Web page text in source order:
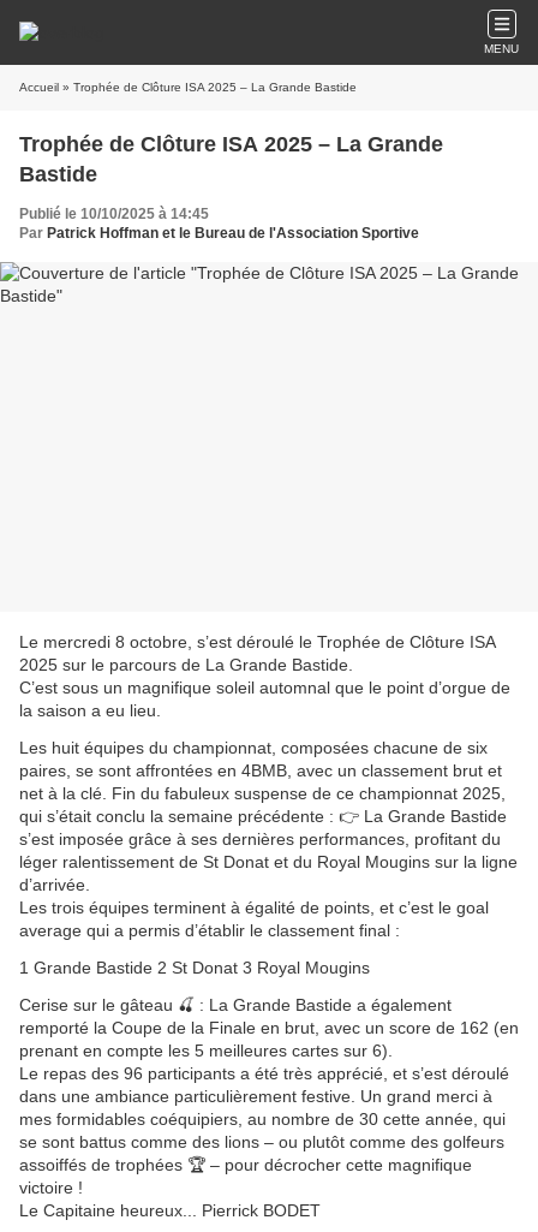
MENU
Accueil » Trophée de Clôture ISA 2025 – La Grande Bastide
Trophée de Clôture ISA 2025 – La Grande
Bastide
Publié le 10/10/2025 à 14:45
Par Patrick Hoffman et le Bureau de l'Association Sportive
Le mercredi 8 octobre, s’est déroulé le Trophée de Clôture ISA
2025 sur le parcours de La Grande Bastide.
C’est sous un magnifique soleil automnal que le point d’orgue de
la saison a eu lieu.
Les huit équipes du championnat, composées chacune de six
paires, se sont affrontées en 4BMB, avec un classement brut et
net à la clé. Fin du fabuleux suspense de ce championnat 2025,
qui s’était conclu la semaine précédente : 👉 La Grande Bastide
s’est imposée grâce à ses dernières performances, profitant du
léger ralentissement de St Donat et du Royal Mougins sur la ligne
d’arrivée.
Les trois équipes terminent à égalité de points, et c’est le goal
average qui a permis d’établir le classement final :
1️ Grande Bastide 2️ St Donat 3️ Royal Mougins
Cerise sur le gâteau 🍒 : La Grande Bastide a également
remporté la Coupe de la Finale en brut, avec un score de 162 (en
prenant en compte les 5 meilleures cartes sur 6).
Le repas des 96 participants a été très apprécié, et s’est déroulé
dans une ambiance particulièrement festive. Un grand merci à
mes formidables coéquipiers, au nombre de 30 cette année, qui
se sont battus comme des lions – ou plutôt comme des golfeurs
assoiffés de trophées 🏆 – pour décrocher cette magnifique
victoire !
Le Capitaine heureux... Pierrick BODET